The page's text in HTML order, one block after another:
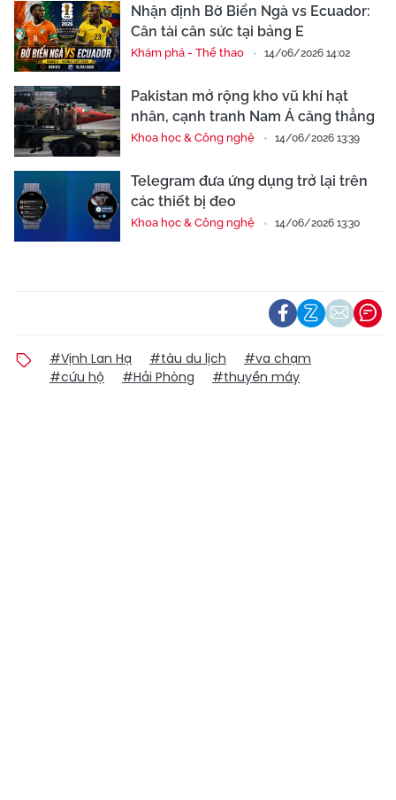
Nhận định Bờ Biển Ngà vs Ecuador:
Cân tài cân sức tại bảng E
Khám phá - Thể thao 14/06/2026 14:02
Pakistan mở rộng kho vũ khí hạt
nhân, cạnh tranh Nam Á căng thẳng
Khoa học & Công nghệ 14/06/2026 13:39
Telegram đưa ứng dụng trở lại trên
các thiết bị đeo
Khoa học & Công nghệ 14/06/2026 13:30
#Vịnh Lan Hạ #tàu du lịch
#va chạm
#cứu hộ
#Hải Phòng #thuyền máy